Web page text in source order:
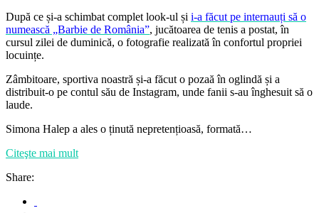
După ce și-a schimbat complet look-ul și i-a făcut pe internauți să o
numească „Barbie de România”, jucătoarea de tenis a postat, în
cursul zilei de duminică, o fotografie realizată în confortul propriei
locuințe.
Zâmbitoare, sportiva noastră și-a făcut o pozaă în oglindă și a
distribuit-o pe contul său de Instagram, unde fanii s-au înghesuit să o
laude.
Simona Halep a ales o ținută nepretențioasă, formată…
Citeşte mai mult
Share: